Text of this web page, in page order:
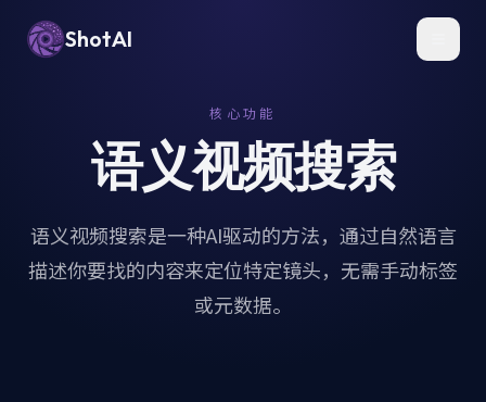
ShotAI
核心功能
语义视频搜索
语义视频搜索是一种AI驱动的方法，通过自然语言
描述你要找的内容来定位特定镜头，无需手动标签
或元数据。